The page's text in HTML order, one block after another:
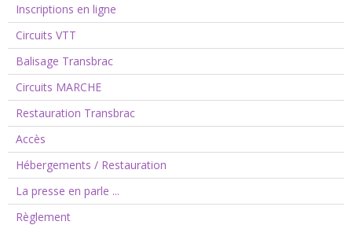
Inscriptions en ligne
Circuits VTT
Balisage Transbrac
Circuits MARCHE
Restauration Transbrac
Accès
Hébergements / Restauration
La presse en parle ...
Règlement